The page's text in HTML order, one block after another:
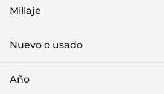
Millaje
Nuevo o usado
Año